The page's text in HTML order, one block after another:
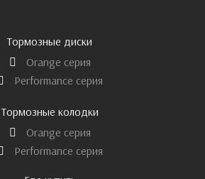
Тормозные диски
Orange серия
Performance серия
Тормозные колодки
Orange серия
Performance серия